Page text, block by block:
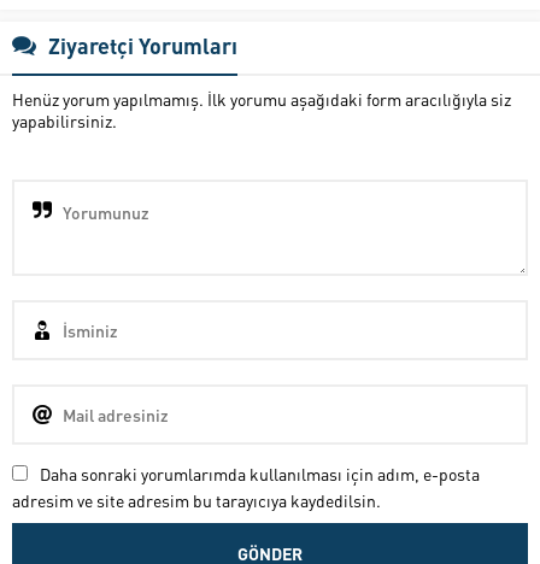
Ziyaretçi Yorumları
Henüz yorum yapılmamış. İlk yorumu aşağıdaki form aracılığıyla siz
yapabilirsiniz.
Daha sonraki yorumlarımda kullanılması için adım, e-posta
adresim ve site adresim bu tarayıcıya kaydedilsin.